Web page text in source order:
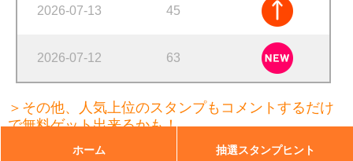
ホーム 抽選スタンプヒント
2026-07-13 45
2026-07-12 63
＞その他、人気上位のスタンプもコメントするだけ
で無料ゲット出来るかも！